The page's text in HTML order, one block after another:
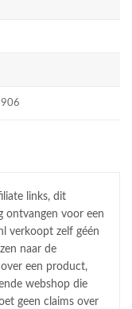
links, dit
ontvangen voor een
verkoopt zelf géén
naar de
een product,
webshop die
geen claims over